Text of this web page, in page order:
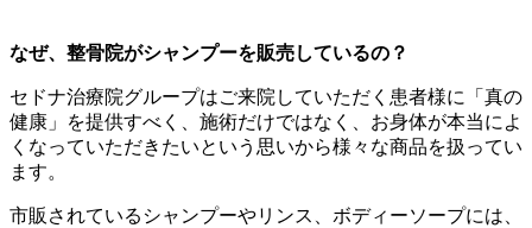
なぜ、整骨院がシャンプーを販売しているの？
セドナ治療院グループはご来院していただく患者様に「真の
健康」を提供すべく、施術だけではなく、お身体が本当によ
くなっていただきたいという思いから様々な商品を扱ってい
ます。
市販されているシャンプーやリンス、ボディーソープには、